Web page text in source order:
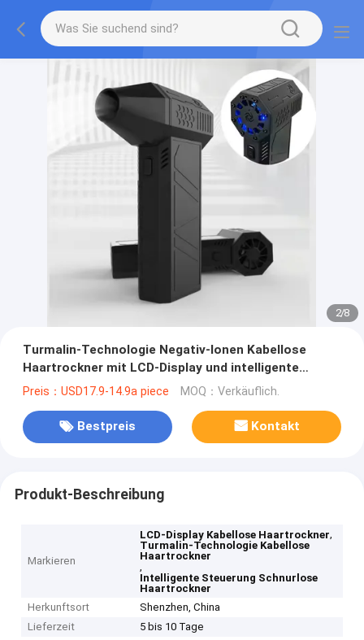
2/8
Turmalin-Technologie Negativ-Ionen Kabellose
Haartrockner mit LCD-Display und intelligente
Steuerung
Preis：USD17.9-14.9a piece MOQ：Verkäuflich.
Bestpreis Kontakt
Produkt-Beschreibung
Markieren
LCD-Display Kabellose Haartrockner,
Turmalin-Technologie Kabellose
Haartrockner
,
Intelligente Steuerung Schnurlose
Haartrockner
Herkunftsort
Shenzhen, China
Lieferzeit
5 bis 10 Tage